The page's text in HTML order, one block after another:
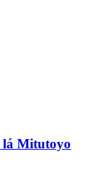
Mitutoyo